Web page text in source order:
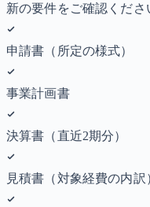
新の要件をご確認くださ
申請書（所定の様式）
事業計画書
決算書（直近2期分）
見積書（対象経費の内訳